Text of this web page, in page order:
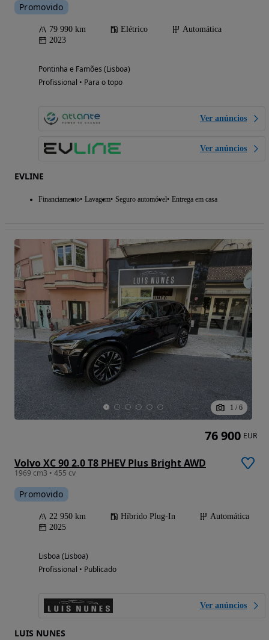
Promovido
79 990 km Elétrico
Automática
2023
Pontinha e Famões (Lisboa)
Profissional • Para o topo
Ver anúncios
Ver anúncios
EVLINE
Financiamento Lavagem Seguro automóvel Entrega em casa
1 / 6
Volvo XC 90 2.0 T8 PHEV Plus Bright AWD
1969 cm3 • 455 cv
Promovido
22 950 km Híbrido Plug-In
Automática
2025
Lisboa (Lisboa)
Profissional • Publicado
Ver anúncios
LUIS NUNES
76 900 EUR